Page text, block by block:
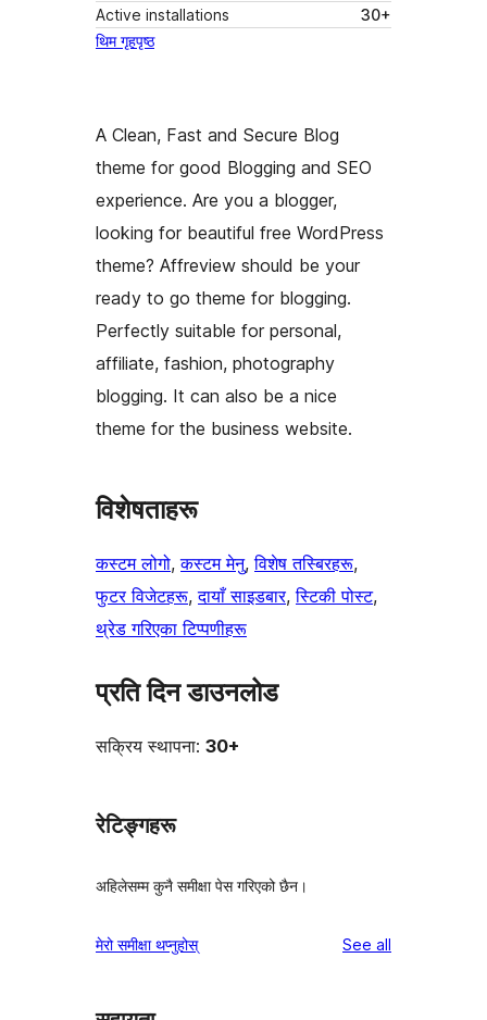
Active installations
30+
थिम गृहपृष्ठ
A Clean, Fast and Secure Blog
theme for good Blogging and SEO
experience. Are you a blogger,
looking for beautiful free WordPress
theme? Affreview should be your
ready to go theme for blogging.
Perfectly suitable for personal,
affiliate, fashion, photography
blogging. It can also be a nice
theme for the business website.
विशेषताहरू
कस्टम लोगो, कस्टम मेनु, विशेष तस्बिरहरू
फुटर विजेटहरू, दायाँ साइडबार, स्टिकी पोस्ट
थ्रेड गरिएका टिप्पणीहरू
प्रति दिन डाउनलोड
सक्रिय स्थापना: 30+
रेटिङ्गहरू
अहिलेसम्म कुनै समीक्षा पेस गरिएको छैन।
मेरो समीक्षा थप्नुहोस् See all